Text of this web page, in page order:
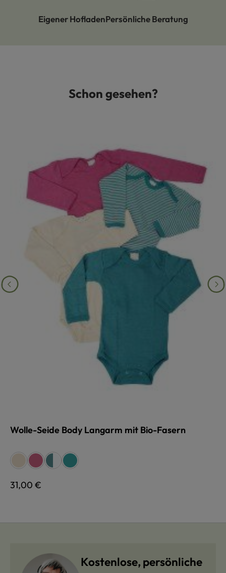
Eigener HofladenPersönliche Beratung
Produktgalerie überspringenSchon gesehen?
Wolle-Seide Body Langarm mit Bio-Fasern
Farbe auswählen
naturweißfuchsiatürkis/natur
türkis/natur
türkis
Regulärer Preis:
31,00 €
Kostenlose, persönliche